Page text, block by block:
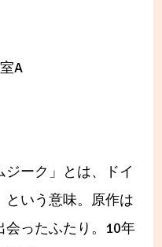
A
ジーク」とは、ドイ
という意味。原作は
会ったふたり。10年